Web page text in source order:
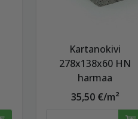
Kartanokivi
278x138x60 HN
harmaa
35,50 €/m²